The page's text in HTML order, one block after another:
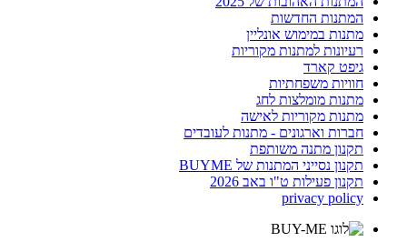
המתנות החדשות
מתנות במימוש אונליין
רעיונות למתנות מקוריות
גיפט קארד
חוויות משפחתיות
מתנות מומלצות לחג
מתנות מקוריות לאישה
חברות וארגונים - מתנות לעובדים
תקנון מתנה משותפת
תקנון נסייני המתנות של BUYME
תקנון פעילות ט"ו באב 2026
privacy policy